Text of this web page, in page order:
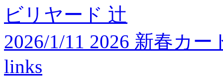
ビリヤード 辻
2026/1/11 2026 新春カ
links